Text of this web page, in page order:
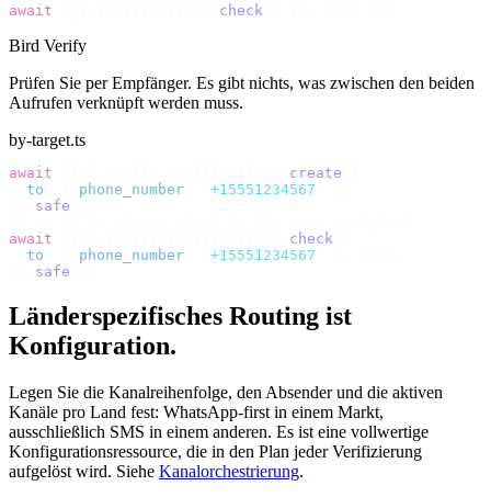
await
check
Bird Verify
Prüfen Sie per Empfänger. Es gibt nichts, was zwischen den beiden
Aufrufen verknüpft werden muss.
by-target.ts
await create
  to
phone_number +15551234567
safe
await
check
  to
phone_number +15551234567
safe
Länderspezifisches Routing ist
Konfiguration.
Legen Sie die Kanalreihenfolge, den Absender und die aktiven
Kanäle pro Land fest: WhatsApp-first in einem Markt,
ausschließlich SMS in einem anderen. Es ist eine vollwertige
Konfigurationsressource, die in den Plan jeder Verifizierung
aufgelöst wird. Siehe Kanalorchestrierung.